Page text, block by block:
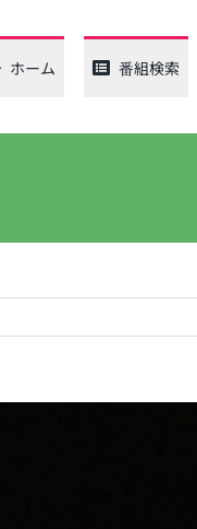
ホーム 番組検索